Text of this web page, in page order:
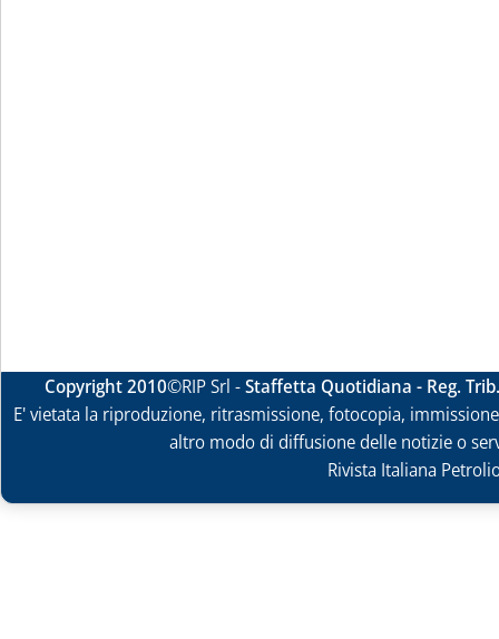
Copyright 2010©RIP Srl -Staffetta Quotidiana - Reg.
E' vietata la riproduzione, ritrasmissione, fotocopia,
altro modo di diffusione delle notizie o
Rivista Italiana